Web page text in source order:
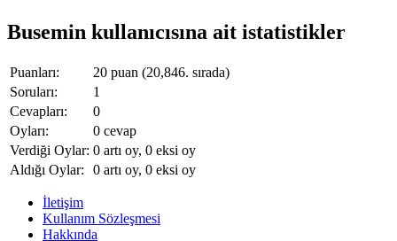
Busemin kullanıcısına ait istatistikler
Puanları: 20 puan (20,846. sırada)
Soruları:
1
Cevapları:
0
Oyları:
0 cevap
Verdiği Oylar: 0 artı oy, 0 eksi oy
Aldığı Oylar:
0 artı oy, 0 eksi oy
İletişim
Kullanım Sözleşmesi
Hakkında